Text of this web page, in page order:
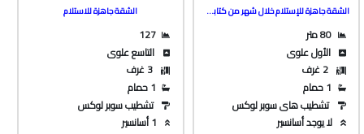
الشقة جاهزة للإستلام خلال شهر من كتابة العقد
80 متر
الأول علوى
1 حمام
تشطيب هاى سوبر لوكس
لا يوجد أسانسير
الشقة جاهزة للاستلام
127
التاسع علوى
3 غرف
1 حمام
تشطيب سوبر لوكس